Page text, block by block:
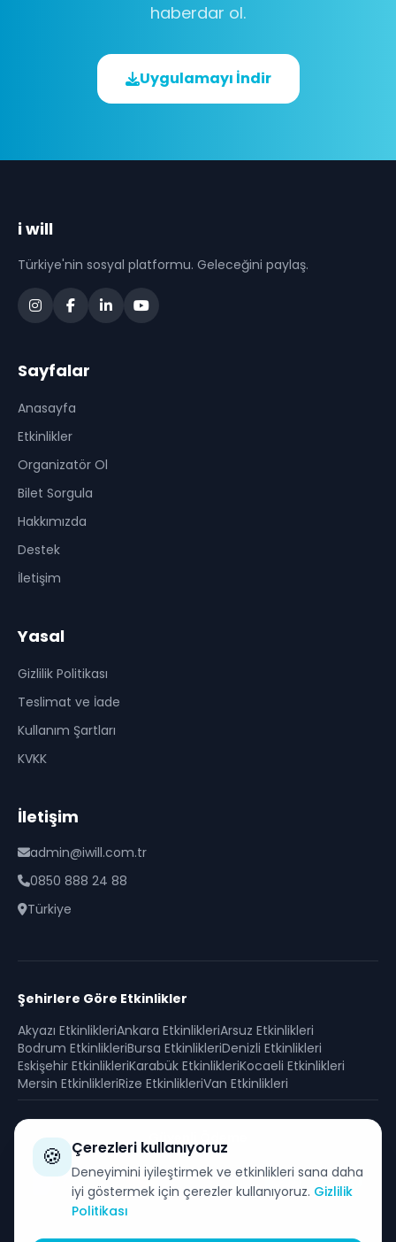
haberdar ol.
Uygulamayı İndir
i will
Türkiye'nin sosyal platformu. Geleceğini paylaş.
Sayfalar
Anasayfa
Etkinlikler
Organizatör Ol
Bilet Sorgula
Hakkımızda
Destek
İletişim
Yasal
Gizlilik Politikası
Teslimat ve İade
Kullanım Şartları
KVKK
İletişim
admin@iwill.com.tr
0850 888 24 88
Türkiye
Şehirlere Göre Etkinlikler
Akyazı EtkinlikleriAnkara EtkinlikleriArsuz Etkinlikleri
Bodrum EtkinlikleriBursa EtkinlikleriDenizli Etkinlikleri
Eskişehir EtkinlikleriKarabük EtkinlikleriKocaeli Etkinlikleri
Mersin EtkinlikleriRize EtkinlikleriVan Etkinlikleri
Güvenli Ödeme
SSL sertifikası ile korunan güvenli alışveriş
🍪 Çerezleri kullanıyoruz
Deneyimini iyileştirmek ve etkinlikleri sana daha
iyi göstermek için çerezler kullanıyoruz. Gizlilik
Politikası